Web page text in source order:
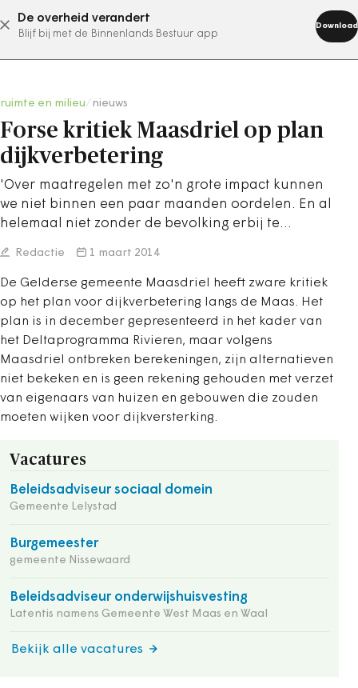
De overheid verandert
Blijf bij met de Binnenlands Bestuur app
Download
abonneer nu
ruimte en milieu nieuws
Forse kritiek Maasdriel op plan
dijkverbetering
'Over maatregelen met zo'n grote impact kunnen
we niet binnen een paar maanden oordelen. En al
helemaal niet zonder de bevolking erbij te…
Redactie 1 maart 2014
De Gelderse gemeente Maasdriel heeft zware kritiek
op het plan voor dijkverbetering langs de Maas. Het
plan is in december gepresenteerd in het kader van
het Deltaprogramma Rivieren, maar volgens
Maasdriel ontbreken berekeningen, zijn alternatieven
niet bekeken en is geen rekening gehouden met verzet
van eigenaars van huizen en gebouwen die zouden
moeten wijken voor dijkversterking.
Vacatures
Beleidsadviseur sociaal domein
Gemeente Lelystad
Burgemeester
gemeente Nissewaard
Beleidsadviseur onderwijshuisvesting
Latentis namens Gemeente West Maas en Waal
Bekijk alle vacatures